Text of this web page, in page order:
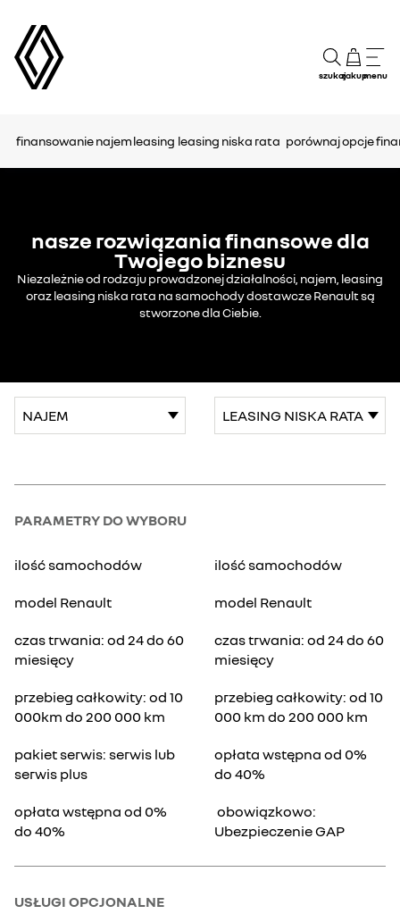
szukajzakupmenu
finansowanie najemleasing leasing niska rata porównaj opcje
nasze rozwiązania finansowe dla
Twojego biznesu
Niezależnie od rodzaju prowadzonej działalności, najem, leasing
oraz leasing niska rata na samochody dostawcze Renault są
stworzone dla Ciebie.
PARAMETRY DO WYBORU
ilość samochodów
model Renault
czas trwania: od 24 do 60
miesięcy
przebieg całkowity: od 10
000km do 200 000 km
pakiet serwis: serwis lub
serwis plus
opłata wstępna od 0%
do 40%
ilość samochodów
model Renault
czas trwania: od 24 do 60
miesięcy
przebieg całkowity: od 10
000 km do 200 000 km
opłata wstępna od 0%
do 40%
obowiązkowo:
Ubezpieczenie GAP
samochodów
model Renault
miesięcy
opłata
0% do 45%
GAP
USŁUGI OPCJONALNE
ubezpiecznie
komunikacyjne
pakiet serwis
samochodu